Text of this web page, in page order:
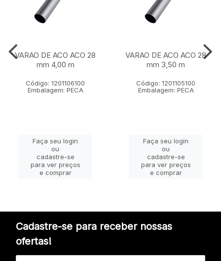
VARAO DE ACO ACO 28
mm 4,00 m
Código: 1201106100
Embalagem: PECA
Faça seu login
ou
cadastre-se
para ver preços
e comprar
VARAO DE ACO ACO 28
mm 3,50 m
Código: 1201105100
Embalagem: PECA
Faça seu login
ou
cadastre-se
para ver preços
e comprar
Cadastre-se para receber nossas
ofertas!